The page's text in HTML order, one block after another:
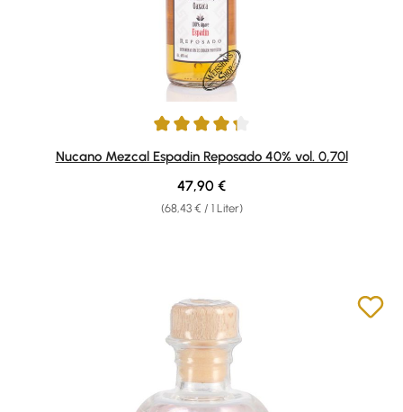
Durchschnittliche Bewertung von 4.33 von 5 Sternen
Nucano Mezcal Espadin Reposado 40% vol. 0,70l
(68,43 € / 1 Liter)
Regulärer Preis:
47,90 €